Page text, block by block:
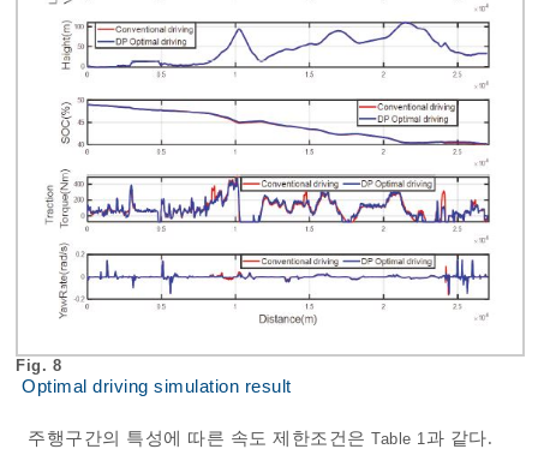
Fig. 8
Optimal driving simulation result
주행구간의 특성에 따른 속도 제한조건은 Table 1과 같다.